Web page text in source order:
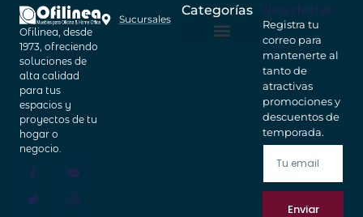
Ofilinea, desde
1973, ofreciendo
soluciones de
alta calidad
para tus
espacios y
proyectos de tu
hogar o
negocio.
Sucursales
Categorías Newsletter
Registra tu
correo para
mantenerte al
tanto de
atractivas
promociones y
descuentos de
temporada.
Enviar